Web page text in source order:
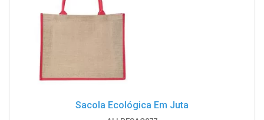
Sacola Ecológica Em Juta